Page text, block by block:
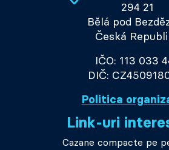
294 21
Bělá pod
Česká
IČO: 113 033
DIČ:
Politica
Link-uri
Cazane compacte pe